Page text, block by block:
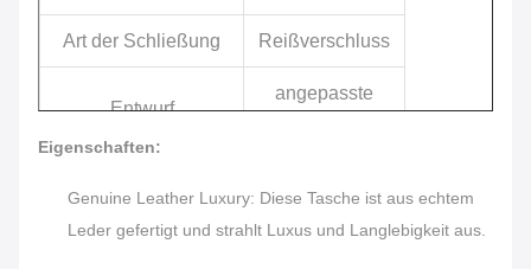
Art der Schließung Reißverschluss
Entwurf
angepasste
Abteilungen
2
Eigenschaften:
Genuine Leather Luxury: Diese Tasche ist aus echtem
Leder gefertigt und strahlt Luxus und Langlebigkeit aus.